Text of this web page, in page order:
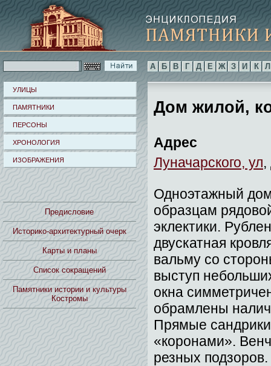
УЛИЦЫ
ПАМЯТНИКИ
ПЕРСОНЫ
ХРОНОЛОГИЯ
ИЗОБРАЖЕНИЯ
Предисловие
Историко-архитектурный очерк
Карты и планы
Список сокращений
Памятники истории и культуры
Костромы
А Б В Г Д Е Ж З И К Л
Дом жилой,
Адрес
Луначарского, ул,
Одноэтажный
образцам
эклектики.
двускатная
вальму со
выступ
окна
обрамлены
Прямые
«коронами».
резных подзоров.